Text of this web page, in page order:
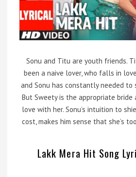
Sonu and Titu are youth friends.
been a naive lover, who falls in
and Sonu has constantly needed to
But Sweety is the appropriate bride
love with her. Sonu’s intuition to
cost, makes him sense that she’s
Lakk Mera Hit Song